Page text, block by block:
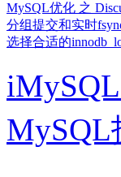
MySQL优化 之
分组提交和实时
选择合适的
MySQL